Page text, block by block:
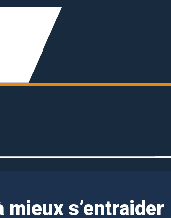
s’entraider